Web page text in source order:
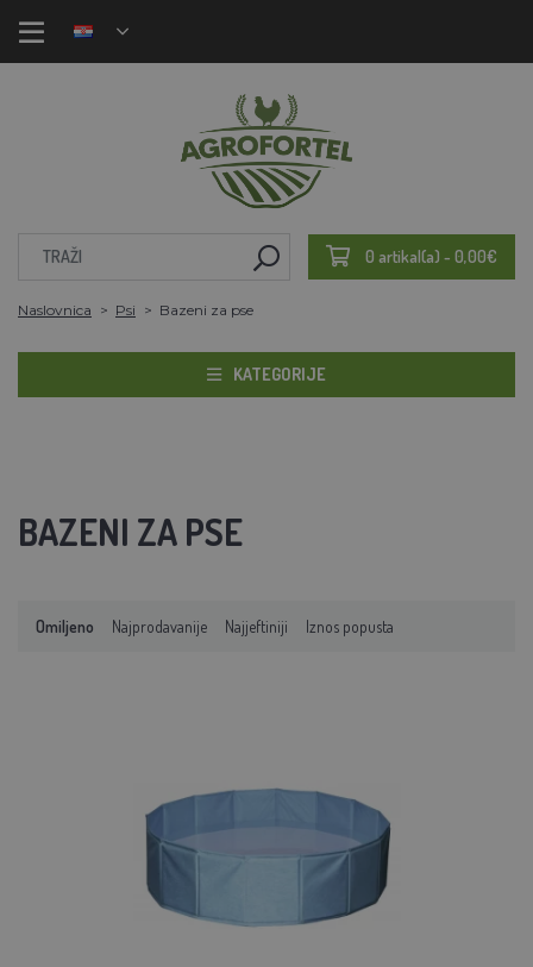
0 artikal(a) - 0,00€
Naslovnica Psi Bazeni za pse
KATEGORIJE
BAZENI ZA PSE
Omiljeno Najprodavanije Najjeftiniji Iznos popusta